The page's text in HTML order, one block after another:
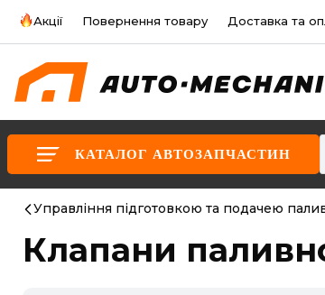
Акції Повернення товару Доставка та
КАТАЛОГ АВТОЗАПЧАСТИН
Управління підготовкою та подачею
Клапани